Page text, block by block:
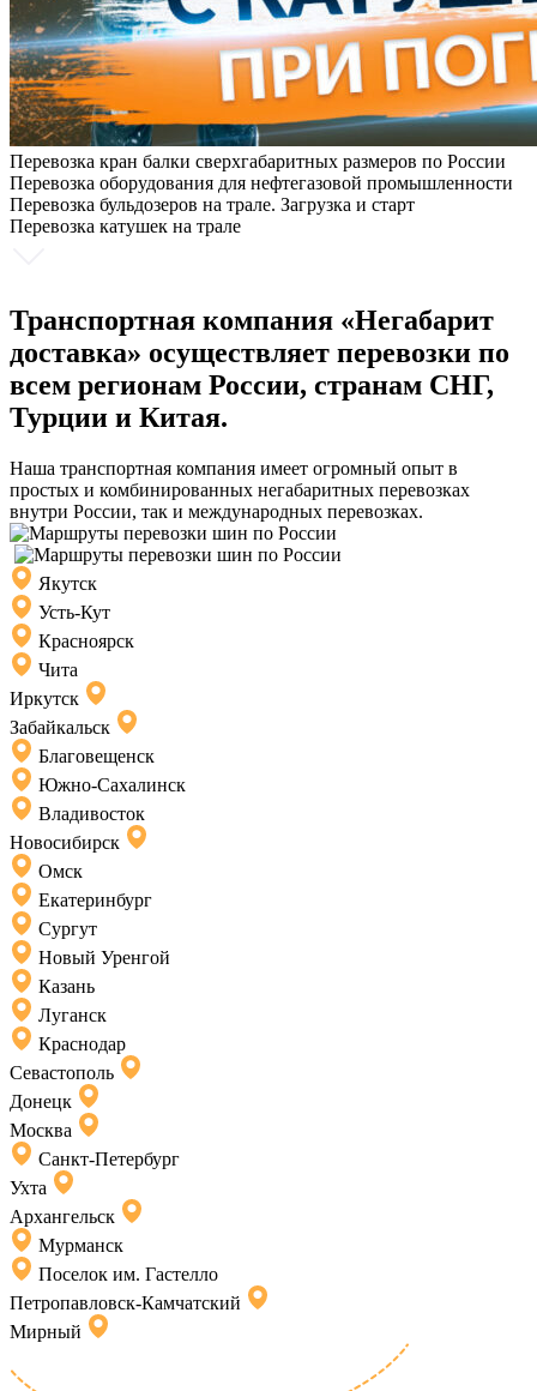
Перевозка кран балки сверхгабаритных размеров по России
Перевозка оборудования для нефтегазовой промышленности
Перевозка бульдозеров на трале. Загрузка и старт
Перевозка катушек на трале
Транспортная компания «Негабарит
доставка» осуществляет перевозки по
всем регионам России, странам СНГ,
Турции и Китая.
Наша транспортная компания имеет огромный опыт в
простых и комбинированных негабаритных перевозках
внутри России, так и международных перевозках.
Якутск
Усть-Кут
Красноярск
Чита
Иркутск
Забайкальск
Благовещенск
Южно-Сахалинск
Владивосток
Новосибирск
Омск
Екатеринбург
Сургут
Новый Уренгой
Казань
Луганск
Краснодар
Севастополь
Донецк
Москва
Санкт-Петербург
Ухта
Архангельск
Мурманск
Поселок им. Гастелло
Петропавловск-Камчатский
Мирный